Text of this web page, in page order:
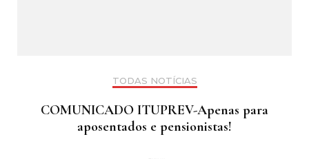
TODAS NOTÍCIAS
COMUNICADO ITUPREV-Apenas para
aposentados e pensionistas!